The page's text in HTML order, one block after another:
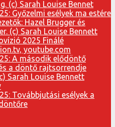
Győzelmi esélyek ma estére
2025 Finálé
A második elődöntő
a döntő rajtsorrendje
Továbbjutási esélyek a